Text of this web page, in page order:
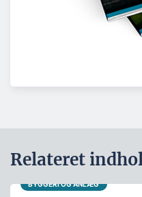
Relateret
BYGGERI OG ANLÆG